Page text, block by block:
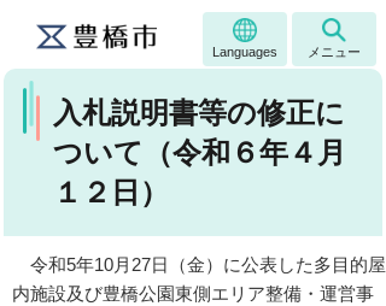
Languages メニュー
入札説明書等の修正に
ついて（令和６年４月
１２日）
令和5年10月27日（金）に公表した多目的屋
内施設及び豊橋公園東側エリア整備・運営事